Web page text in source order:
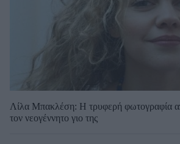
Λίλα Μπακλέση: Η τρυφερή φωτογραφία
τον νεογέννητο γιο της